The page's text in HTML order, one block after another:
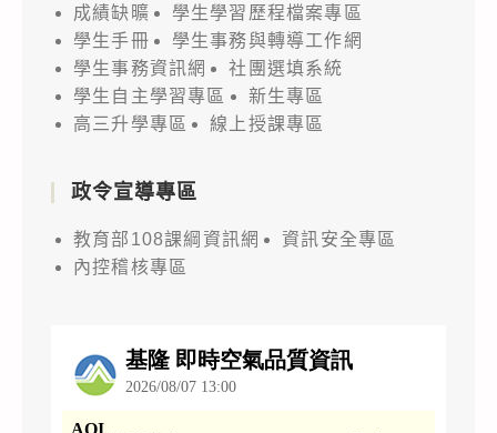
成績缺曠
學生學習歷程檔案專區
學生手冊
學生事務與轉導工作網
學生事務資訊網
社團選填系統
學生自主學習專區
新生專區
高三升學專區
線上授課專區
政令宣導專區
教育部108課綱資訊網
資訊安全專區
內控稽核專區